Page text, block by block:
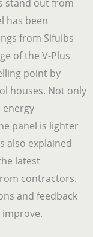
stand out from
has been
from Sifuibs
of the V-Plus
point by
houses. Not only
energy
panel is lighter
also explained
latest
contractors.
and feedback